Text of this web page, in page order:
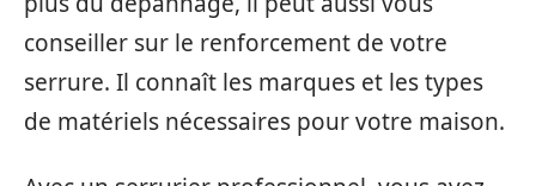
conseiller sur le renforcement de votre
serrure. Il connaît les marques et les types
de matériels nécessaires pour votre maison.